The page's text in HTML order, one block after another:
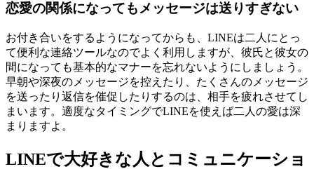
恋愛の関係になってもメッセージは送りすぎない
お付き合いをするようになってからも、LINEは二人にとっ
て便利な連絡ツールなのでよく利用しますが、彼氏と彼女の
間になっても基本的なマナーを忘れないようにしましょう。
早朝や深夜のメッセージを控えたり、たくさんのメッセージ
を送ったり返信を催促したりするのは、相手を疲れさせてし
まいます。適度なタイミングでLINEを使えば二人の愛は深
まりますよ。
LINEで大好きな人とコミュニケーショ